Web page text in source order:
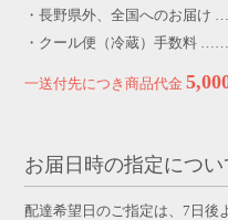
・長野県外、全国へのお届け
・クール便（冷蔵）手数料
一送付先につき商品代金
お届日時の指定につい
配達希望日のご指定は、7日後